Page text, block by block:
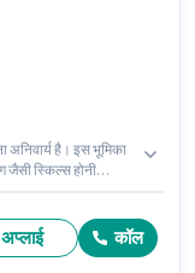
अनिवार्य है। इस भूमिका
स्किल्स होनी
फुल टाइम की है, डे
अप्लाई कॉल